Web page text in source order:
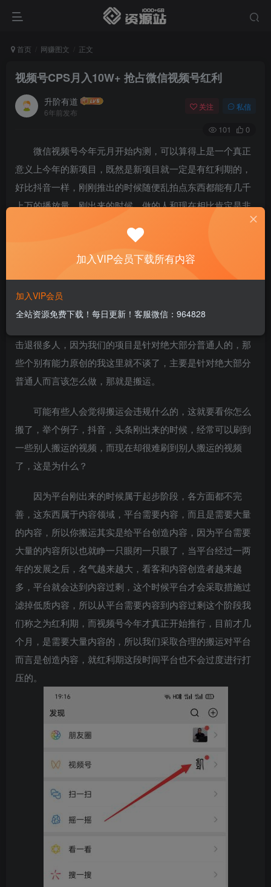
首页 网赚图文 正文
视频号CPS月入10W+ 抢占微信视频号红利
升阶有道
6年前发布
关注 私信
101 0
微信视频号今年元月开始内测，可以算得上是一个真正
意义上今年的新项目，既然是新项目就一定是有红利期的，
好比抖音一样，刚刚推出的时候随便乱拍点东西都能有几千
上万的播放量，刚出来的时候，做的人和现在相比肯定是非
常少的，蛋糕就那么大，竞争小，流量大，这就属于一个红
利时期，所以现在的视频号就好比当年的抖音一样，早做早
可能很多朋友也想到了，但就是无从下手，因为拍视频
这东西不像写文章，真正能把视频拍好，做得有内容有质感
击退很多人，因为我们的项目是针对绝大部分普通人的，那
些个别有能力原创的我这里就不谈了，主要是针对绝大部分
普通人而言该怎么做，那就是搬运。
可能有些人会觉得搬运会违规什么的，这就要看你怎么
搬了，举个例子，抖音，头条刚出来的时候，经常可以刷到
一些别人搬运的视频，而现在却很难刷到别人搬运的视频
了，这是为什么？
因为平台刚出来的时候属于起步阶段，各方面都不完
善，这东西属于内容领域，平台需要内容，而且是需要大量
的内容，所以你搬运其实是给平台创造内容，因为平台需要
大量的内容所以也就睁一只眼闭一只眼了，当平台经过一两
年的发展之后，名气越来越大，看客和内容创造者越来越
多，平台就会达到内容过剩，这个时候平台才会采取措施过
滤掉低质内容，所以从平台需要内容到内容过剩这个阶段我
们称之为红利期，而视频号今年才真正开始推行，目前才几
个月，是需要大量内容的，所以我们采取合理的搬运对平台
而言是创造内容，就红利期这段时间平台也不会过度进行打
压的。
加入VIP会员下载所有内容
加入VIP会员
全站资源免费下载！每日更新！客服微信：964828